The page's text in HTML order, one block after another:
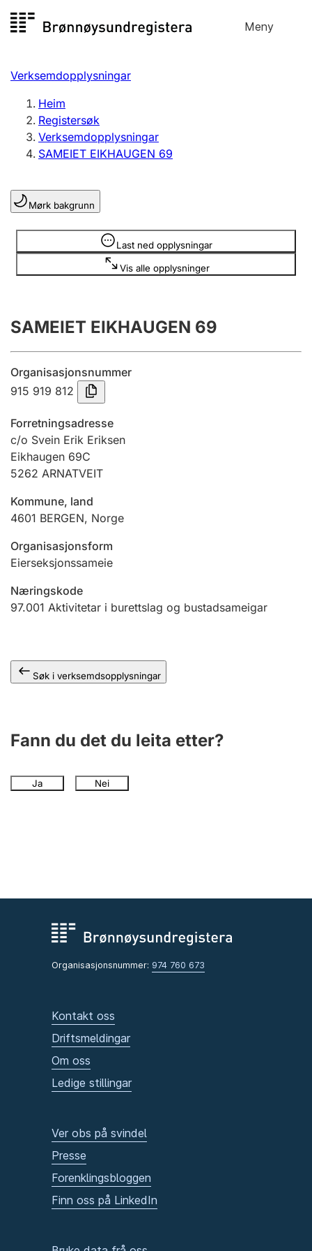
til
Meny
Registersøk
Aksjeselskap
Enkeltpersonføretak
Registrere, endre, slette
Lag og foreining
Registrere, endre, slette
Innsending og forseinkingsgebyr
Tinglysing
Jeger
Betaling og jegeravgiftskort
Ektepaktrettleiaren
Verksemdopplysningar
Heim
Registersøk
Verksemdopplysningar
SAMEIET EIKHAUGEN 69
Mørk bakgrunn
Last ned opplysningar
Vis alle opplysninger
Opplysninger er skjult
SAMEIET EIKHAUGEN 69
Organisasjonsnummer
915 919 812
Forretningsadresse
c/o Svein Erik Eriksen
Eikhaugen 69C
5262 ARNATVEIT
Kommune, land
4601 BERGEN, Norge
Organisasjonsform
Eierseksjonssameie
Næringskode
97.001 Aktivitetar i burettslag og bustadsameigar
Søk i verksemdsopplysningar
Fann du det du leita etter?
Ja Nei
Organisasjonsnummer: 974 760 673
Kontakt oss
Driftsmeldingar
Om oss
Ledige stillingar
Ver obs på svindel
Presse
Forenklingsbloggen
Finn oss på LinkedIn